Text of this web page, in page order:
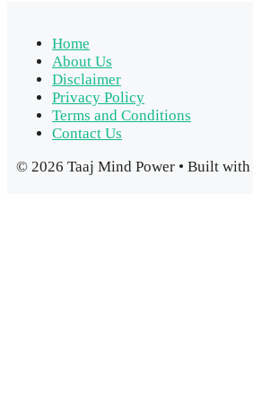
Home
About Us
Disclaimer
Privacy Policy
Terms and Conditions
Contact Us
© 2026 Taaj Mind Power • Built with